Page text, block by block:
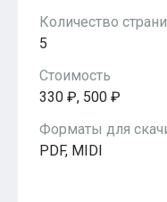
Количество
5
Стоимость
330 ₽, 500 ₽
Форматы для
PDF, MIDI